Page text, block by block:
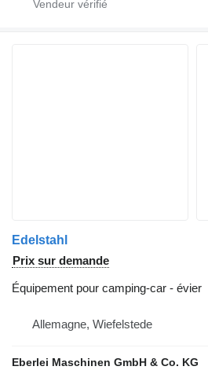
Edelstahl
Prix sur demande
Équipement pour camping-car - évier
Allemagne, Wiefelstede
Eberlei Maschinen GmbH & Co. KG